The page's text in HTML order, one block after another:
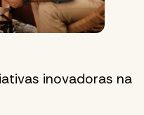
inovadoras na